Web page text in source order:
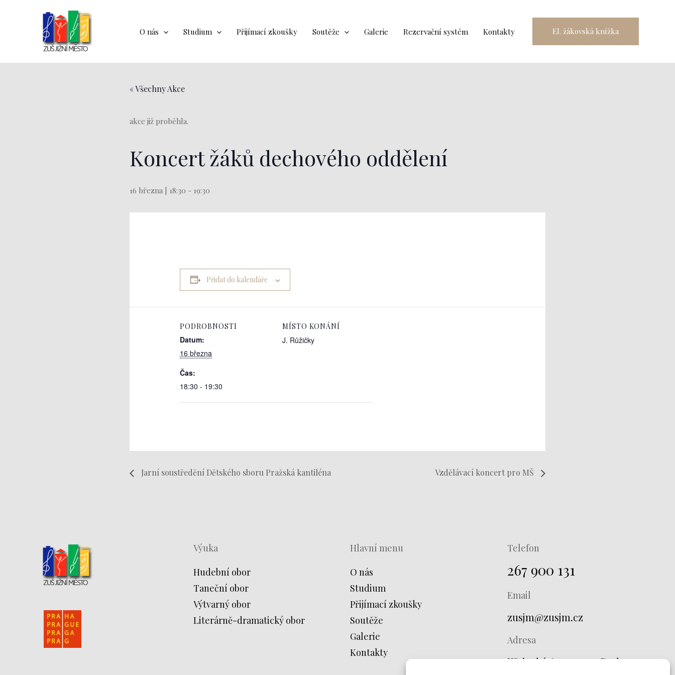
O nás Studium Přijímací zkoušky Soutěže Galerie Rezervační systém Kontakty El. žákovská knížka
« Všechny Akce
akce již proběhla.
Koncert žáků dechového oddělení
16 března | 18:30 - 19:30
Přidat do kalendáře
PODROBNOSTI
Datum:
16 března
Čas:
18:30 - 19:30
MÍSTO KONÁNÍ
J. Růžičky
Jarní soustředění Dětského sboru Pražská kantiléna Vzdělávací koncert pro MŠ
Výuka
Hudební obor
Taneční obor
Výtvarný obor
Literárně-dramatický obor
Hlavní menu
O nás
Studium
Přijímací zkoušky
Soutěže
Galerie
Kontakty
Telefon
267 900 131
Email
zusjm@zusjm.cz
Adresa
Křtinská 673, 149 00 Praha 4